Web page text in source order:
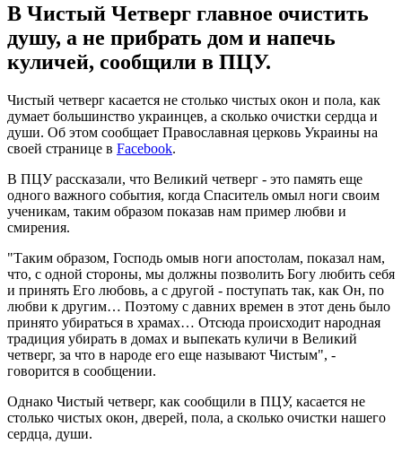
В Чистый Четверг главное очистить
душу, а не прибрать дом и напечь
куличей, сообщили в ПЦУ.
Чистый четверг касается не столько чистых окон и пола, как
думает большинство украинцев, а сколько очистки сердца и
души. Об этом сообщает Православная церковь Украины на
своей странице в Facebook.
В ПЦУ рассказали, что Великий четверг - это память еще
одного важного события, когда Спаситель омыл ноги своим
ученикам, таким образом показав нам пример любви и
смирения.
"Таким образом, Господь омыв ноги апостолам, показал нам,
что, с одной стороны, мы должны позволить Богу любить себя
и принять Его любовь, а с другой - поступать так, как Он, по
любви к другим… Поэтому с давних времен в этот день было
принято убираться в храмах… Отсюда происходит народная
традиция убирать в домах и выпекать куличи в Великий
четверг, за что в народе его еще называют Чистым", -
говорится в сообщении.
Однако Чистый четверг, как сообщили в ПЦУ, касается не
столько чистых окон, дверей, пола, а сколько очистки нашего
сердца, души.